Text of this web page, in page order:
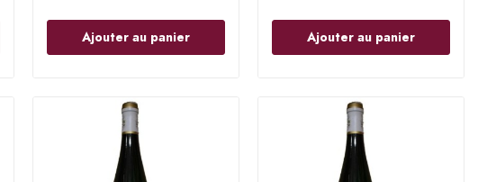
Ajouter au panier Ajouter au panier